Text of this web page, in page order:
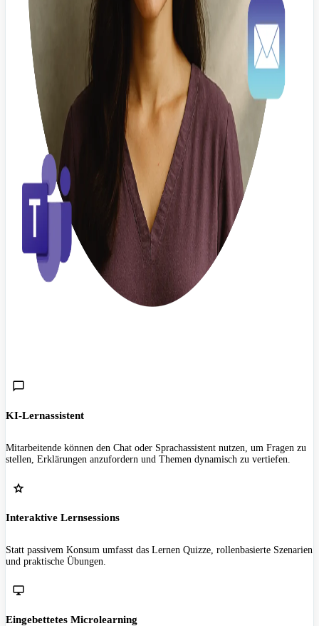
KI-Lernassistent
Mitarbeitende können den Chat oder Sprachassistent nutzen, um Fragen zu
stellen, Erklärungen anzufordern und Themen dynamisch zu vertiefen.
Interaktive Lernsessions
Statt passivem Konsum umfasst das Lernen Quizze, rollenbasierte Szenarien
und praktische Übungen.
Eingebettetes Microlearning